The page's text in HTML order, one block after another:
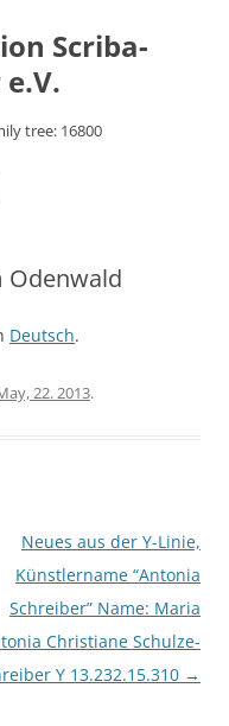
Scriba-
tree: 16800
Odenwald
Deutsch.
22. 2013.
Neues aus der Y-Linie,
Künstlername “Antonia
Schreiber” Name: Maria
Christiane Schulze-
Y 13.232.15.310 →